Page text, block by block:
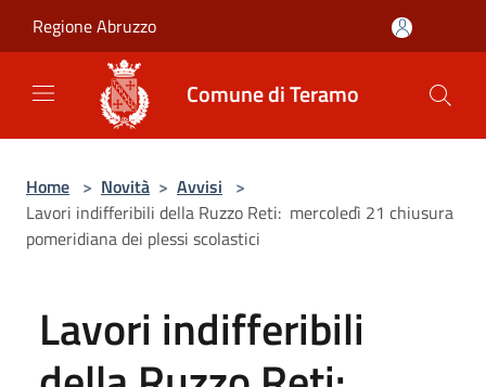
Regione Abruzzo
Comune di Teramo
Home > Novità > Avvisi >
Lavori indifferibili della Ruzzo Reti: mercoledì 21 chiusura
pomeridiana dei plessi scolastici
Lavori indifferibili